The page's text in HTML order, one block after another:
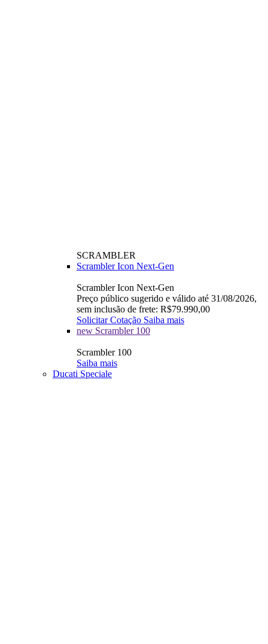
SCRAMBLER
Scrambler Icon Next-Gen
Scrambler Icon Next-Gen
Preço público sugerido e válido até 31/08/2026,
sem inclusão de frete: R$79.990,00
Solicitar Cotação Saiba mais
new Scrambler 100
Scrambler 100
Saiba mais
Ducati Speciale